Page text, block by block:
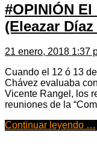
#OPINIÓN
(Eleazar
21 enero, 2018 1:37
Cuando el 12 ó 13
Chávez evaluaba
Vicente Rangel, los
reuniones de la
Continuar leyendo …